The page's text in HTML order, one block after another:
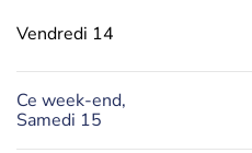
Vendredi 14
Ce week-end,
Samedi 15